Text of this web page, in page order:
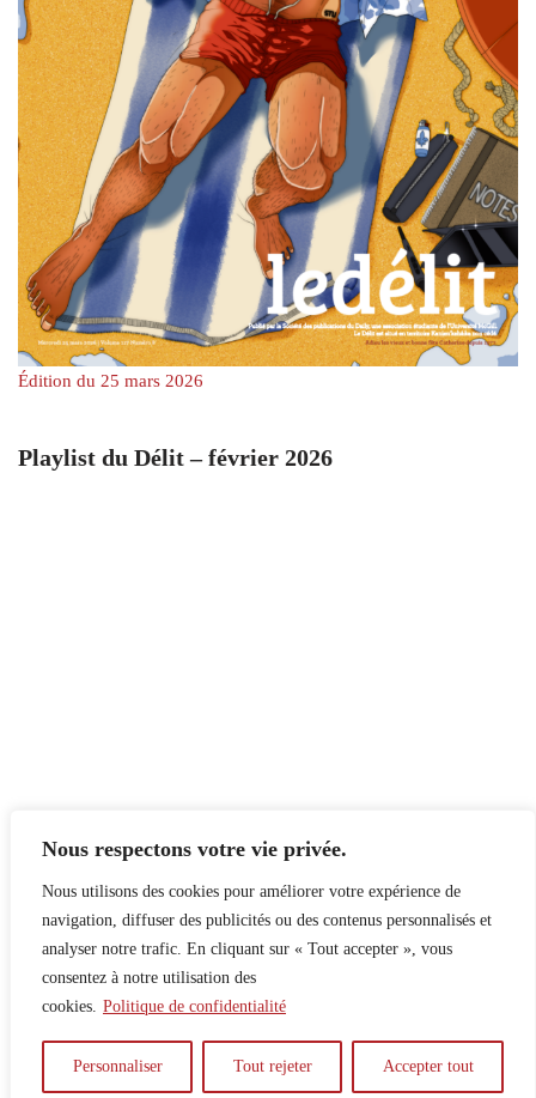
Nous respectons votre vie privée.
Nous utilisons des cookies pour améliorer votre expérience de
navigation, diffuser des publicités ou des contenus personnalisés et
analyser notre trafic. En cliquant sur « Tout accepter », vous
consentez à notre utilisation des
cookies. Politique de confidentialité
Personnaliser Tout rejeter Accepter tout
Édition du 25 mars 2026
Playlist du Délit – février 2026